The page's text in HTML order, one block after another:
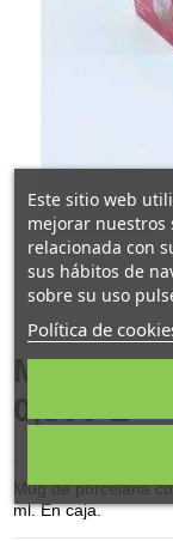
MUG
0,300 L
Mug de porcelana
ml. En caja.
Este sitio web
mejorar nuestros
relacionada con
sus hábitos de
sobre su uso
Política de